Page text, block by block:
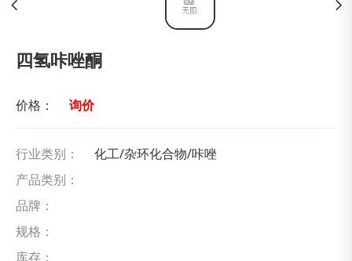
四氢咔唑酮
价格： 询价
行业类别：
化工/杂环化合物/咔唑
产品类别：
品牌：
规格：
库存：